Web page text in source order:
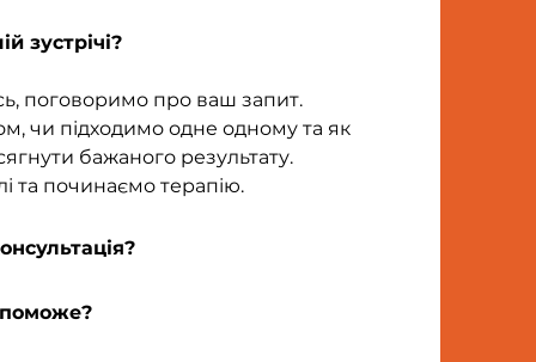
зустрічі?
поговоримо про ваш запит.
чи підходимо одне одному та як
бажаного результату.
та починаємо терапію.